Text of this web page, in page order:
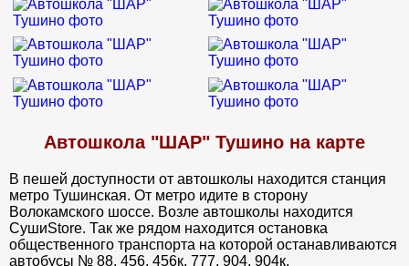
Автошкола "ШАР" Тушино на карте
В пешей доступности от автошколы находится станция
метро Тушинская. От метро идите в сторону
Волокамского шоссе. Возле автошколы находится
СушиStore. Так же рядом находится остановка
общественного транспорта на которой останавливаются
автобусы № 88, 456, 456к, 777, 904, 904к.